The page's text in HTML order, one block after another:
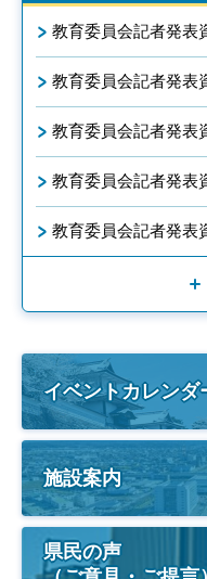
教育委員会記者発表
教育委員会記者発表
教育委員会記者発表
教育委員会記者発表
教育委員会記者発表
イベントカレンダ
施設案内
県民の声